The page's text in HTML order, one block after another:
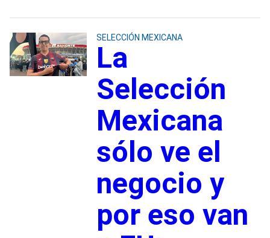
SELECCIÓN MEXICANA
La
Selección
Mexicana
sólo ve el
negocio y
por eso van